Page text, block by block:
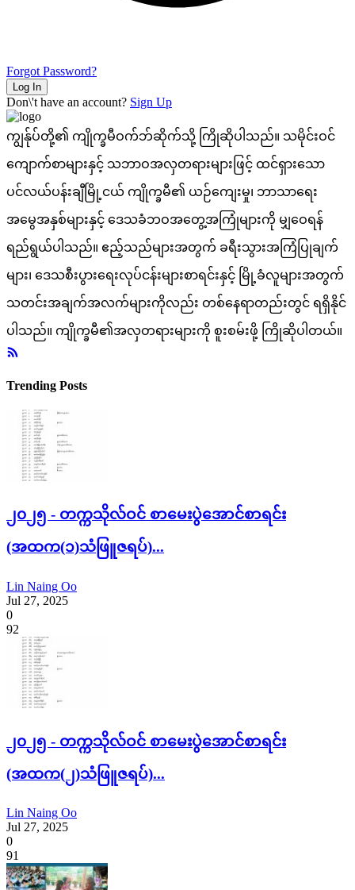
Forgot Password?
Log In
Don\'t have an account? Sign Up
ကျွန်ုပ်တို့၏ ကျိုက္ခမီဝက်ဘ်ဆိုက်သို့ ကြိုဆိုပါသည်။ သမိုင်းဝင်
ကျောက်စာများနှင့် သဘာဝအလှတရားများဖြင့် ထင်ရှားသော
ပင်လယ်ပန်းချီမြို့ငယ် ကျိုက္ခမီ၏ ယဉ်ကျေးမှု၊ ဘာသာရေး
အမွေအနှစ်များနှင့် ဒေသခံဘဝအတွေ့အကြုံများကို မျှဝေရန်
ရည်ရွယ်ပါသည်။ ဧည့်သည်များအတွက် ခရီးသွားအကြံပြုချက်
များ၊ ဒေသစီးပွားရေးလုပ်ငန်းများစာရင်းနှင့် မြို့ခံလူများအတွက်
သတင်းအချက်အလက်များကိုလည်း တစ်နေရာတည်းတွင် ရရှိနိုင်
ပါသည်။ ကျိုက္ခမီ၏အလှတရားများကို စူးစမ်းဖို့ ကြိုဆိုပါတယ်။
Trending Posts
၂၀၂၅ - တက္ကသိုလ်ဝင် စာမေးပွဲအောင်စာရင်း
(အထက(၁)သံဖြူဇရပ်)...
Lin Naing Oo
Jul 27, 2025
0
92
၂၀၂၅ - တက္ကသိုလ်ဝင် စာမေးပွဲအောင်စာရင်း
(အထက(၂)သံဖြူဇရပ်)...
Lin Naing Oo
Jul 27, 2025
0
91